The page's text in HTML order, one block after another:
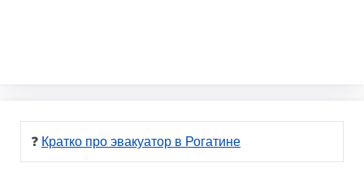
❓ Кратко про эвакуатор в Рогатине